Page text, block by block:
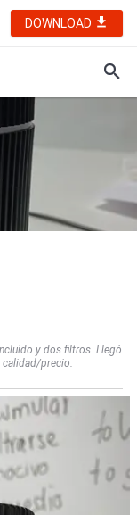
DOWNLOAD
y dos filtros. Llegó
calidad/precio.